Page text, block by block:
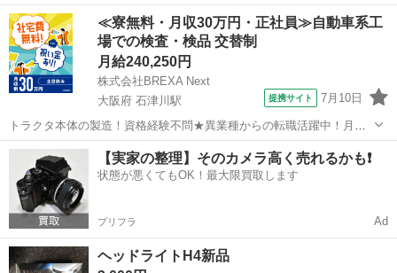
二方向に分岐できる便利なアイテムです。本体のコックで通水・止
水、水量調節ができます。普通ホース(内径12-15mm/外径21mmまで)
に対応。
滋賀 高島市 近江中庄駅 テレビゲーム ジョイント
≪寮無料・月収30万円・正社員≫自動車系工
場での検査・検品 交替制
月給240,250円
株式会社BREXA Next
大阪府 石津川駅
提携サイト 7月10日
トラクタ本体の製造！資格経験不問★異業種からの転職活躍中！月収
例29万円以上！生活支援物資事前対応可◎即日入寮OK！寮費はずっと
無料＆備品付き1R寮完備！赴任旅費会社負担！工場まで無料送迎あり
◎《大阪府堺市》 人気の工場の...
大阪 堺市 石津川駅 その他
【実家の整理】そのカメラ高く売れるかも❗️
状態が悪くてもOK！最大限買取します
プリフラ Ad
ヘッドライトH4新品